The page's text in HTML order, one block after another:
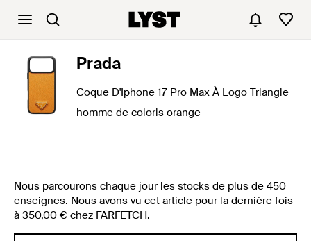
Prada
Coque D'Iphone 17 Pro Max À Logo Triangle
homme de coloris orange
Nous parcourons chaque jour les stocks de plus de 450
enseignes. Nous avons vu cet article pour la dernière fois
à 350,00 € chez FARFETCH.